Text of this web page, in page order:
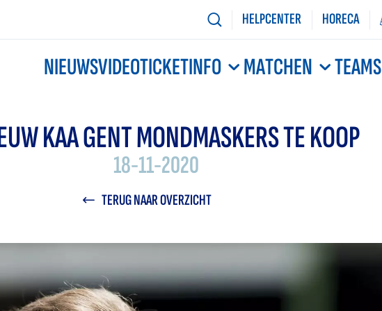
HELPCENTER HORECA
NIEUWSVIDEOTICKETINFO MATCHEN TEAMS
KAA GENT MONDMASKERS TE KOOP
18-11-2020
TERUG NAAR OVERZICHT